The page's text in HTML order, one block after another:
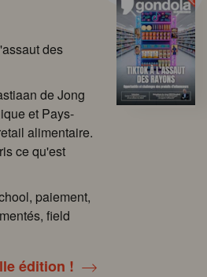
des
de Jong
et Pays-
alimentaire.
ce qu'est
paiement,
field
édition !